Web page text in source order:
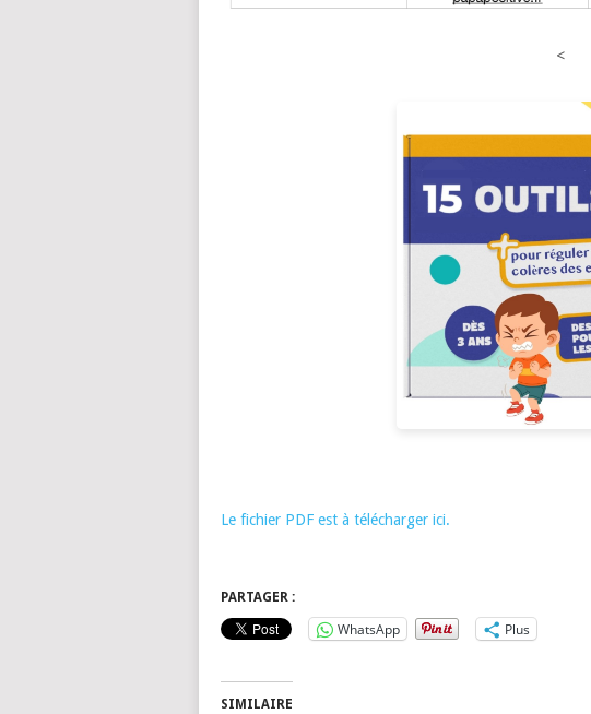
<
Le fichier PDF est à télécharger ici.
PARTAGER :
WhatsApp Plus
SIMILAIRE